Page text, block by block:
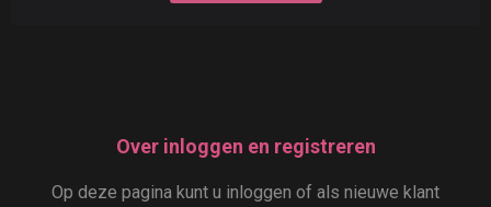
Over inloggen en registreren
Op deze pagina kunt u inloggen of als nieuwe klant